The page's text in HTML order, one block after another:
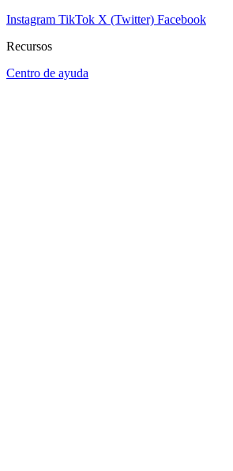
Instagram TikTok X (Twitter) Facebook
Recursos
Centro de ayuda